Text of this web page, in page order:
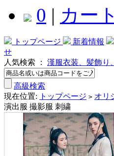
0 | カー
トップページ 新着情報
せ
人気検索 ： 漢服衣装、髪飾り
高級検索
現在位置:
トップページ > オリ
演出服 撮影服 刺繍